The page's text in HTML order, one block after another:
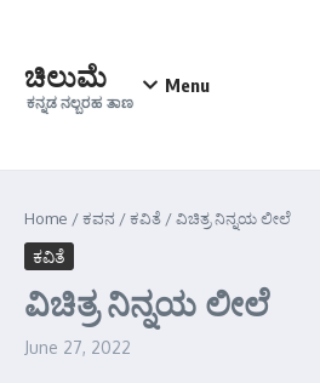
ಚಿಲುಮೆ
ಕನ್ನಡ ನಲ್ಬರಹ ತಾಣ
Menu
Home /ಕವನ /ಕವಿತೆ /ವಿಚಿತ್ರ ನಿನ್ನಯ ಲೀಲೆ
ಕವಿತೆ
ವಿಚಿತ್ರ ನಿನ್ನಯ ಲೀಲೆ
June 27, 2022